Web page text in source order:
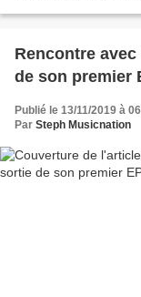
Rencontre
de son premier
Publié le 13/11/2019 à
Par Steph Musicnation